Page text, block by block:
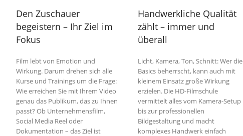
Den Zuschauer
begeistern – Ihr Ziel im
Fokus
Film lebt von Emotion und
Wirkung. Darum drehen sich alle
Kurse und Trainings um die Frage:
Wie erreichen Sie mit Ihrem Video
genau das Publikum, das zu Ihnen
passt? Ob Unternehmensfilm,
Social Media Reel oder
Dokumentation – das Ziel ist
Handwerkliche Qualität
zählt – immer und
überall
Licht, Kamera, Ton, Schnitt: Wer die
Basics beherrscht, kann auch mit
kleinem Einsatz große Wirkung
erzielen. Die HD-Filmschule
vermittelt alles vom Kamera-Setup
bis zur professionellen
Bildgestaltung und macht
komplexes Handwerk einfach